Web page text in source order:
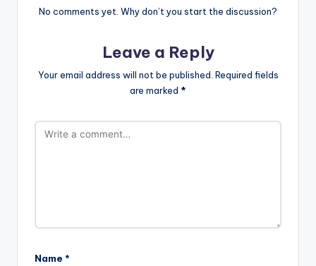
No comments yet. Why don’t you start the discussion?
Leave a Reply
Your email address will not be published. Required fields
are marked *
Name *